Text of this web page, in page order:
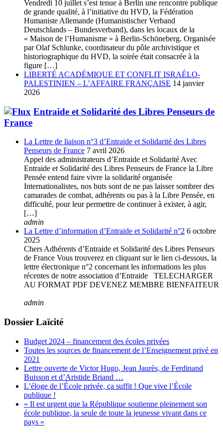
Vendredi 10 juillet s’est tenue à Berlin une rencontre publique
de grande qualité, à l’initiative du HVD, la Fédération
Humaniste Allemande (Humanistischer Verband
Deutschlands – Bundesverband), dans les locaux de la
« Maison de l’Humanisme » à Berlin-Schöneberg. Organisée
par Olaf Schlunke, coordinateur du pôle archivistique et
historiographique du HVD, la soirée était consacrée à la
figure […]
LIBERTÉ ACADÉMIQUE ET CONFLIT ISRAÉLO-
PALESTINIEN – L’AFFAIRE FRANÇAISE 14 janvier
2026
Entraide et Solidarité des Libres Penseurs de
France
La Lettre de liaison n°3 d’Entraide et Solidarité des Libres
Penseurs de France 7 avril 2026
Appel des administrateurs d’Entraide et Solidarité Avec
Entraide et Solidarité des Libres Penseurs de France la Libre
Pensée entend faire vivre la solidarité organisée
Internationalistes, nos buts sont de ne pas laisser sombrer des
camarades de combat, adhérents ou pas à la Libre Pensée, en
difficulté, pour leur permettre de continuer à exister, à agir,
[…]
admin
La Lettre d’information d’Entraide et Solidarité n°2 6 octobre
2025
Chers Adhérents d’Entraide et Solidarité des Libres Penseurs
de France Vous trouverez en cliquant sur le lien ci-dessous, la
lettre électronique n°2 concernant les informations les plus
récentes de notre association d’Entraide TELECHARGER
AU FORMAT PDF DEVENEZ MEMBRE BIENFAITEUR
admin
Dossier Laïcité
Budget 2024 – financement des écoles privées
Toutes les sources de financement de l’Enseignement privé en
2021
Lettre ouverte de Victor Hugo, Jean Jaurès, de Ferdinand
Buisson et d’Aristide Briand …
L’éloge de l’École privée, ça suffit ! Que vive l’École
publique !
« Il est urgent que la République soutienne pleinement son
école publique, la seule de toute la jeunesse vivant dans ce
pays »